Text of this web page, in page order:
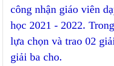
công nhận giáo viên
học 2021 - 2022.
lựa chọn và trao 02
giải ba cho.